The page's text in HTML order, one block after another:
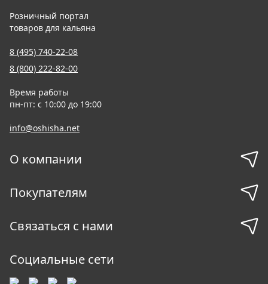
Розничный портал
товаров для кальяна
8 (495) 740-22-08
8 (800) 222-82-00
Время работы
пн-пт: с 10:00 до 19:00
info@oshisha.net
О компании
Покупателям
Связаться с нами
Социальные сети